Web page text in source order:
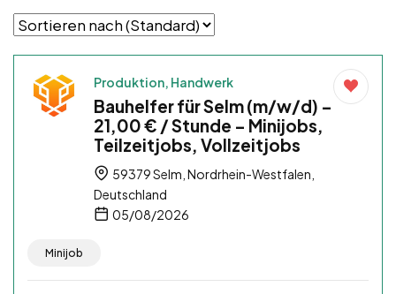
Produktion, Handwerk
Bauhelfer für Selm (m/w/d) –
21,00 € / Stunde – Minijobs,
Teilzeitjobs, Vollzeitjobs
59379 Selm, Nordrhein-Westfalen,
Deutschland
05/08/2026
Minijob